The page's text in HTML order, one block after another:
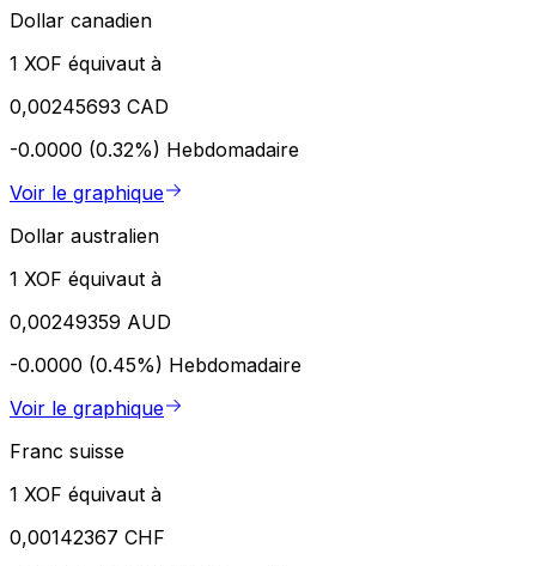
Dollar canadien
1 XOF équivaut à
0,00245693 CAD
-0.0000 (0.32%) Hebdomadaire
Voir le graphique
Dollar australien
1 XOF équivaut à
0,00249359 AUD
-0.0000 (0.45%) Hebdomadaire
Voir le graphique
Franc suisse
1 XOF équivaut à
0,00142367 CHF